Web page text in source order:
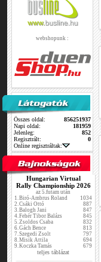
webshopunk :
Összes oldal:
856251937
Napi oldal:
181959
Jelenleg:
852
Regisztrált:
0
Online regisztráltak:
Hungarian Virtual
Rally Championship 2026
az 5.futam után
1.Biró-Ambrus Roland
1034
2.Csáki Ottó
887
3.Balogh Jani
847
4.Fehér Tibor Balázs
845
5.Zsoldos Csaba
832
6.Gách Bence
813
7.Szegedi Zsolt
797
8.Misik Attila
694
9.Koczka Tamás 679
teljes táblázat